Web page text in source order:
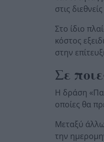
στις
Στο ίδιο
κόστος
στην
Σε
Η δράση
οποίες θα
Μεταξύ
την